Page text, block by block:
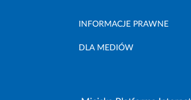
INFORMACJE PRAWNE
DLA MEDIÓW